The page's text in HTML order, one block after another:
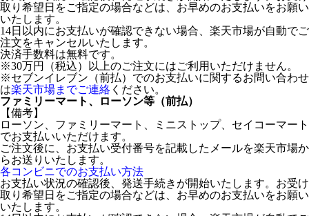
取り希望日をご指定の場合などは、お早めのお支払いをお願い
いたします。
14日以内にお支払いが確認できない場合、楽天市場が自動でご
注文をキャンセルいたします。
決済手数料は無料です。
※30万円（税込）以上のご注文にはご利用いただけません。
※セブンイレブン（前払）でのお支払いに関するお問い合わせ
は楽天市場までご連絡 ください。
ファミリーマート、ローソン等（前払）
【備考】
ローソン、ファミリーマート、ミニストップ、セイコーマート
でお支払いいただけます。
ご注文後に、お支払い受付番号を記載したメールを楽天市場か
らお送りいたします。
各コンビニでのお支払い方法
お支払い状況の確認後、発送手続きが開始いたします。お受け
取り希望日をご指定の場合などは、お早めのお支払いをお願い
いたします。